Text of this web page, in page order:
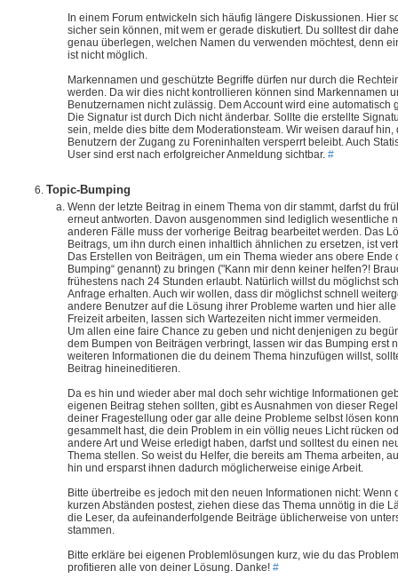
In einem Forum entwickeln sich häufig längere Diskussionen. Hier
sicher sein können, mit wem er gerade diskutiert. Du solltest dir
genau überlegen, welchen Namen du verwenden möchtest, denn
ist nicht möglich.
Markennamen und geschützte Begriffe dürfen nur durch die
werden. Da wir dies nicht kontrollieren können sind Markennamen
Benutzernamen nicht zulässig. Dem Account wird eine automatisch
Die Signatur ist durch Dich nicht änderbar. Sollte die erstellte
sein, melde dies bitte dem Moderationsteam. Wir weisen darauf hin,
Benutzern der Zugang zu Foreninhalten versperrt beleibt. Auch
User sind erst nach erfolgreicher Anmeldung sichtbar. #
Topic-Bumping
Wenn der letzte Beitrag in einem Thema von dir stammt, darfst du
erneut antworten. Davon ausgenommen sind lediglich wesentliche
anderen Fälle muss der vorherige Beitrag bearbeitet werden. Das
Beitrags, um ihn durch einen inhaltlich ähnlichen zu ersetzen, ist
Das Erstellen von Beiträgen, um ein Thema wieder ans obere Ende
Bumping“ genannt) zu bringen ("Kann mir denn keiner helfen?!
frühestens nach 24 Stunden erlaubt. Natürlich willst du möglichst
Anfrage erhalten. Auch wir wollen, dass dir möglichst schnell
andere Benutzer auf die Lösung ihrer Probleme warten und hier
Freizeit arbeiten, lassen sich Wartezeiten nicht immer vermeiden.
Um allen eine faire Chance zu geben und nicht denjenigen zu
dem Bumpen von Beiträgen verbringt, lassen wir das Bumping erst
weiteren Informationen die du deinem Thema hinzufügen willst,
Beitrag hineineditieren.
Da es hin und wieder aber mal doch sehr wichtige Informationen
eigenen Beitrag stehen sollten, gibt es Ausnahmen von dieser
deiner Fragestellung oder gar alle deine Probleme selbst lösen
gesammelt hast, die dein Problem in ein völlig neues Licht rücken
andere Art und Weise erledigt haben, darfst und solltest du einen
Thema stellen. So weist du Helfer, die bereits am Thema arbeiten,
hin und ersparst ihnen dadurch möglicherweise einige Arbeit.
Bitte übertreibe es jedoch mit den neuen Informationen nicht: Wenn
kurzen Abständen postest, ziehen diese das Thema unnötig in die
die Leser, da aufeinanderfolgende Beiträge üblicherweise von
stammen.
Bitte erkläre bei eigenen Problemlösungen kurz, wie du das
profitieren alle von deiner Lösung. Danke! #